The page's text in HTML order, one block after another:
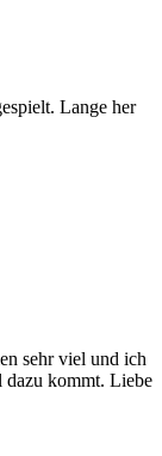
Lange her
sehr viel und ich
dazu kommt. Liebe